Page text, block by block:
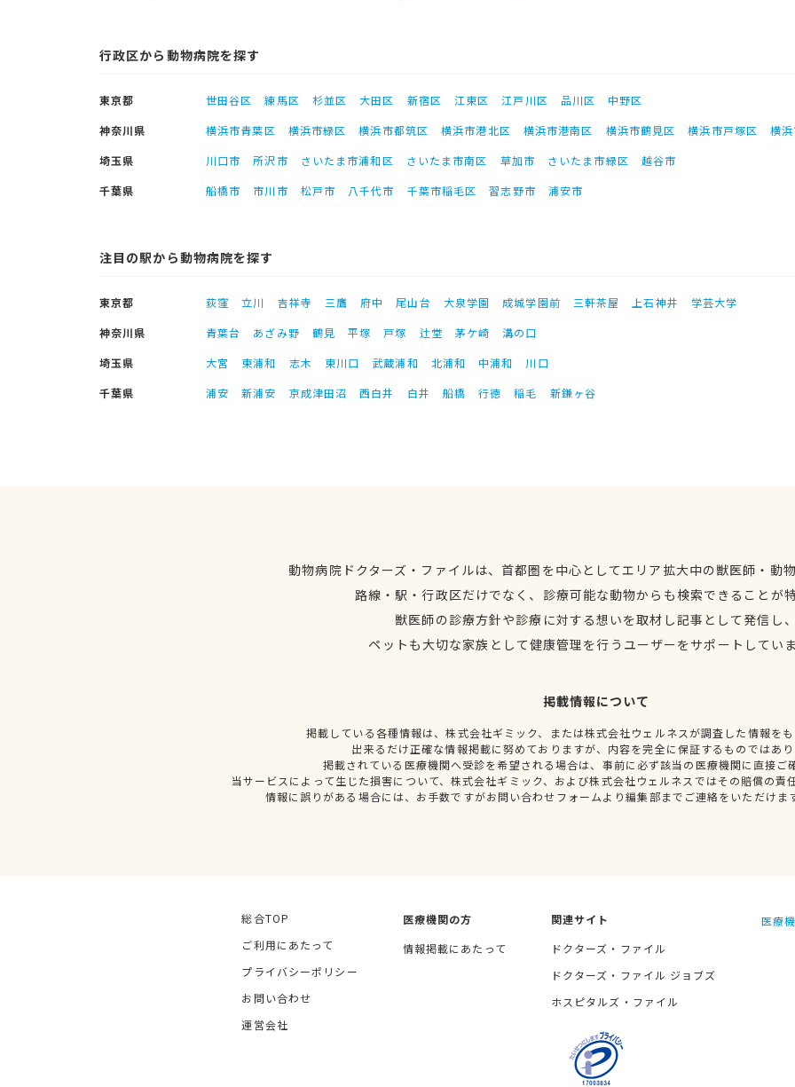
行政区から動物病院を探す
東京都 世田谷区 練馬区 杉並区 大田区 新宿区 江東区 江戸川区 品川区
中野区
神奈川県
横浜市青葉区 横浜市緑区 横浜市都筑区 横浜市港北区 横浜市港南区 横浜市鶴見区 横浜市戸塚区
横
埼玉県
川口市 所沢市 さいたま市浦和区 さいたま市南区 草加市 さいたま市緑区
越谷市
千葉県
船橋市 市川市 松戸市 八千代市 千葉市稲毛区 習志野市 浦安市
注目の駅から動物病院を探す
東京都 荻窪 立川 吉祥寺 三鷹 府中 尾山台 大泉学園 成城学園前 三軒茶屋 上石神井
学芸大学
神奈川県
青葉台 あざみ野 鶴見 平塚 戸塚 辻堂 茅ケ崎
溝の口
埼玉県
大宮 東浦和 志木 東川口 武蔵浦和 北浦和 中浦和
川口
千葉県
浦安 新浦安 京成津田沼 西白井 白井 船橋 行徳 稲毛 新鎌ヶ谷
動物病院ドクターズ・ファイルは、首都圏を中心としてエリア拡大中の獣医師・動
路線・駅・行政区だけでなく、診療可能な動物からも検索できることが
獣医師の診療方針や診療に対する想いを取材し記事として発信し
ペットも大切な家族として健康管理を行うユーザーをサポートしてい
掲載情報について
掲載している各種情報は、株式会社ギミック、または株式会社ウェルネスが調査した情報を
出来るだけ正確な情報掲載に努めておりますが、内容を完全に保証するものではあ
掲載されている医療機関へ受診を希望される場合は、事前に必ず該当の医療機関に直接ご
当サービスによって生じた損害について、株式会社ギミック、および株式会社ウェルネスではその賠償の責
情報に誤りがある場合には、お手数ですがお問い合わせフォームより編集部までご連絡をいただけま
総合TOP
ご利用にあたって
プライバシーポリシー
お問い合わせ
運営会社
医療機関の方
情報掲載にあたって
関連サイト
ドクターズ・ファイル
ドクターズ・ファイル ジョブズ
ホスピタルズ・ファイル
医療